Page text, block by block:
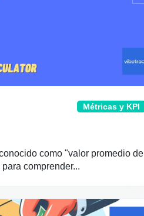
Métricas y KPI
como "valor promedio de
comprender...